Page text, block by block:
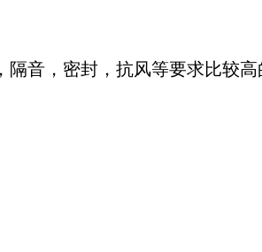
音，密封，抗风等要求比较